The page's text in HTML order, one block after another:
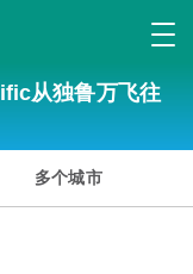
从独鲁万飞往
多个城市